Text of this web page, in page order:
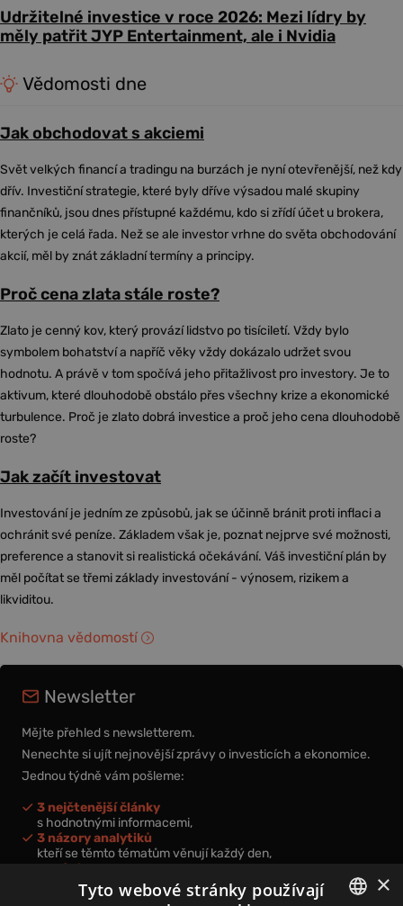
Udržitelné investice v roce 2026: Mezi lídry by
měly patřit JYP Entertainment, ale i Nvidia
Vědomosti dne
Jak obchodovat s akciemi
Svět velkých financí a tradingu na burzách je nyní otevřenější, než kdy
dřív. Investiční strategie, které byly dříve výsadou malé skupiny
finančníků, jsou dnes přístupné každému, kdo si zřídí účet u brokera,
kterých je celá řada. Než se ale investor vrhne do světa obchodování
akcií, měl by znát základní termíny a principy.
Proč cena zlata stále roste?
Zlato je cenný kov, který provází lidstvo po tisíciletí. Vždy bylo
symbolem bohatství a napříč věky vždy dokázalo udržet svou
hodnotu. A právě v tom spočívá jeho přitažlivost pro investory. Je to
aktivum, které dlouhodobě obstálo přes všechny krize a ekonomické
turbulence. Proč je zlato dobrá investice a proč jeho cena dlouhodobě
roste?
Jak začít investovat
Investování je jedním ze způsobů, jak se účinně bránit proti inflaci a
ochránit své peníze. Základem však je, poznat nejprve své možnosti,
preference a stanovit si realistická očekávání. Váš investiční plán by
měl počítat se třemi základy investování - výnosem, rizikem a
likviditou.
Knihovna vědomostí
Newsletter
Mějte přehled s newsletterem.
Nenechte si ujít nejnovější zprávy o investicích a ekonomice.
Jednou týdně vám pošleme:
3 nejčtenější články
s hodnotnými informacemi,
3 názory analytiků
kteří se těmto tématům věnují každý den,
nová videa a podcasty
k prohloubení vašich znalostí.
×
Tyto webové stránky používají